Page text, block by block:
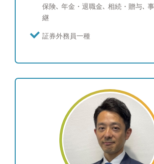
保険､ 年金・退職金､ 相続・贈与､
継
証券外務員一種